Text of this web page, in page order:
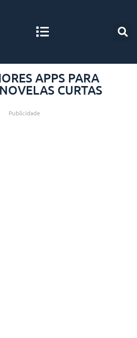
APPS PARA
CURTAS
Publicidade